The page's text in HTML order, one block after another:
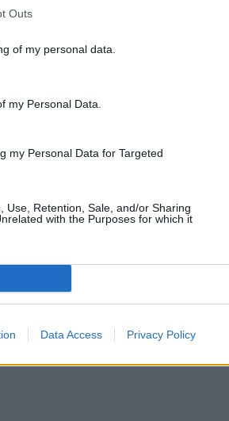
Outs
of my personal data.
my Personal Data.
my Personal Data for Targeted
Use, Retention, Sale, and/or Sharing
with the Purposes for which it
Data Access Privacy Policy
Ελλάδας)- 52 θέσεις,
κάλυψης θέσεων ειδικευμένων
καταναομή των ειδικοτήτων